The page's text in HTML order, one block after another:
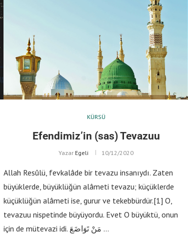
KÜRSÜ
Efendimiz’in (sas) Tevazuu
Yazar Egeli 10/12/2020
Allah Resûlü, fevkalâde bir tevazu insanıydı. Zaten
büyüklerde, büyüklüğün alâmeti tevazu; küçüklerde
küçüklüğün alâmeti ise, gurur ve tekebbürdür.[1] O,
tevazuu nispetinde büyüyordu. Evet O büyüktü, onun
için de mütevazi idi. مَنْ تَوَاضَعَ …